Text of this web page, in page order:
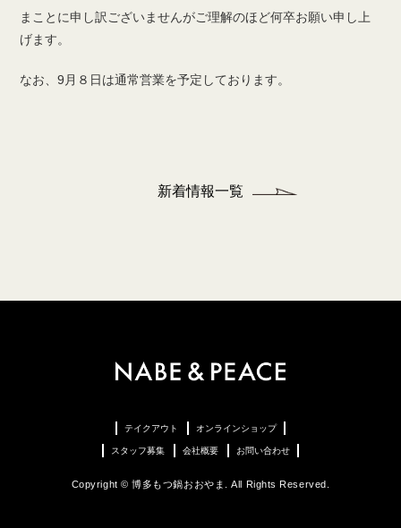
まことに申し訳ございませんがご理解のほど何卒お願い申し上
げます。
なお、9月８日は通常営業を予定しております。
新着情報一覧
テイクアウト オンラインショップ
スタッフ募集 会社概要 お問い合わせ
Copyright © 博多もつ鍋おおやま. All Rights Reserved.